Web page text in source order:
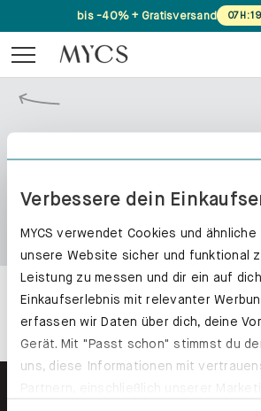
Verbessere dein
MYCS verwendet Cookies und ähnliche
unsere Website sicher und funktional
Leistung zu messen und dir ein auf
Einkaufserlebnis mit relevanter
erfassen wir Daten über dich, deine
Gerät. Mit "Passt schon" stimmst du
uns, diese Informationen mit
bis -40% + Gratisversand 07H:19